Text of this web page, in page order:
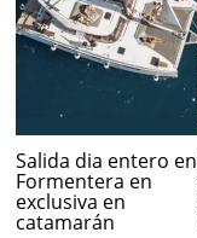
Salida dia entero en
Formentera en
exclusiva en
catamarán